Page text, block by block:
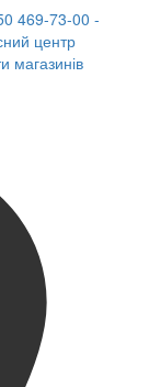
469-73-00 -
центр
магазинів